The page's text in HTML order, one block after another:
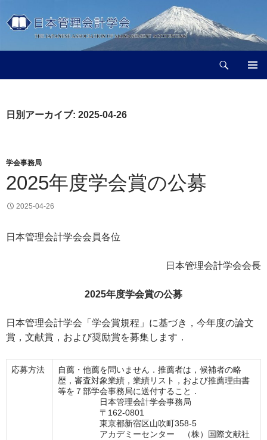
ン
ン
へ
ッ
日別アーカイブ: 2025-04-26
学会事務局
2025年度学会賞の公募
2025-04-26
日本管理会計学会会員各位
日本管理会計学会会長
2025年度学会賞の公募
日本管理会計学会「学会賞規程」に基づき，今年度の論文
賞，文献賞，および奨励賞を募集します．
応募方法
自薦・他薦を問いません．推薦者は，候補者の略
歴，審査対象業績，業績リスト，および推薦理由書
等を７部学会事務局に送付すること．
日本管理会計学会事務局
〒162-0801
東京都新宿区山吹町358-5
アカデミーセンター （株）国際文献社